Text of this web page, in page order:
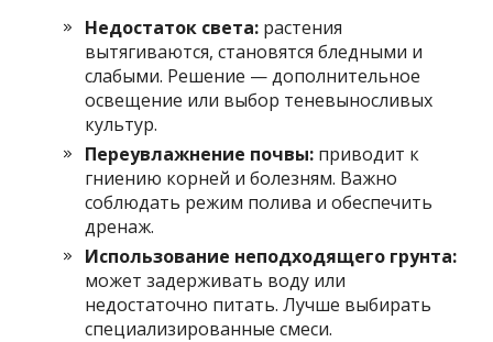
Недостаток света: растения
вытягиваются, становятся бледными и
слабыми. Решение — дополнительное
освещение или выбор теневыносливых
культур.
Переувлажнение почвы: приводит к
гниению корней и болезням. Важно
соблюдать режим полива и обеспечить
дренаж.
Использование неподходящего грунта:
может задерживать воду или
недостаточно питать. Лучше выбирать
специализированные смеси.